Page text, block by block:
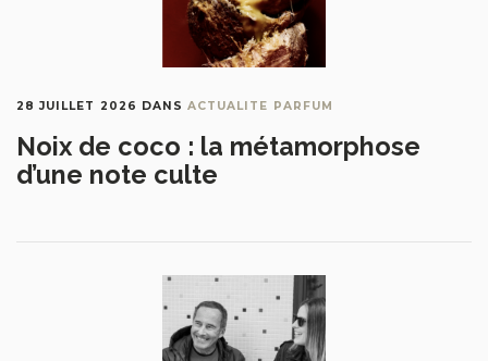
28 JUILLET 2026 DANSACTUALITE PARFUM
Noix de coco : la métamorphose
d’une note culte